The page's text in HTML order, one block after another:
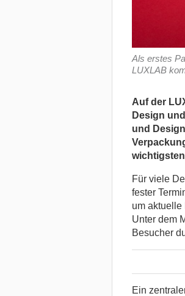
Als erstes
LUXLAB
Auf der
Design
und
Für viele
fester
um
Unter dem
Besucher
Ein